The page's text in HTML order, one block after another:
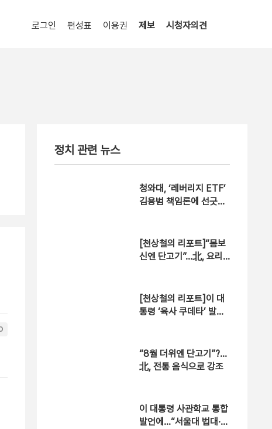
로그인 편성표 이용권 제보 시청자의견
정치 관련 뉴스
청와대, ‘레버리지 ETF’
김용범 책임론에 선긋기,
[천상철의 리포트]“몸보
신엔 단고기”…北, 요리
[천상철의 리포트]이 대
통령 ‘육사 쿠데타’ 발언
“8월 더위엔 단고기”?…
北, 전통 음식으로 강조
이 대통령 사관학교 통합
발언에…“서울대 법대·충